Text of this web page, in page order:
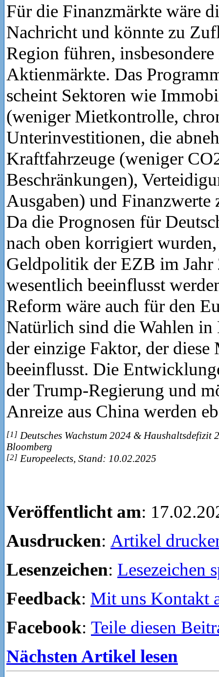
Für die Finanzmärkte wäre
Nachricht und könnte zu
Region führen,
Aktienmärkte. Das
scheint Sektoren wie
(weniger Mietkontrolle,
Unterinvestitionen, die
Kraftfahrzeuge (weniger
Beschränkungen),
Ausgaben) und Finanzwerte
Da die Prognosen für
nach oben korrigiert
Geldpolitik der EZB im Jahr
wesentlich beeinflusst
Reform wäre auch für den
Natürlich sind die Wahlen in
der einzige Faktor, der diese
beeinflusst. Die
der Trump-Regierung und
Anreize aus China werden
[1] Deutsches Wachstum 2024 & Haushaltsdefizit
Bloomberg
[2] Europeelects, Stand: 10.02.2025
Veröffentlicht am:
Ausdrucken: Artikel
Lesenzeichen: Lesezeichen
Feedback: Mit uns Kontakt
Facebook: Teile diesen
Nächsten Artikel lesen